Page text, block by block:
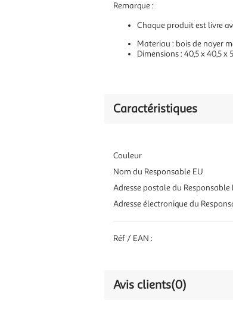
Remarque :
Chaque produit est livre
Materiau : bois de noyer
Dimensions : 40,5 x 40,5 x
Caractéristiques
Couleur
Nom du Responsable EU
Adresse postale du Responsable
Adresse électronique du
Réf / EAN :
Avis clients(0)